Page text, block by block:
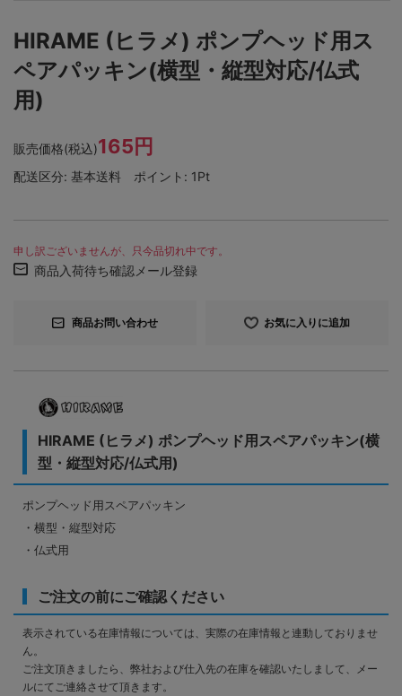
HIRAME (ヒラメ) ポンプヘッド用ス
ペアパッキン(横型・縦型対応/仏式
用)
販売価格(税込)165円
配送区分: 基本送料 ポイント: 1Pt
申し訳ございませんが、只今品切れ中です。
商品入荷待ち確認メール登録
商品お問い合わせ お気に入りに追加
HIRAME (ヒラメ) ポンプヘッド用スペアパッキン(横
型・縦型対応/仏式用)
ポンプヘッド用スペアパッキン
・横型・縦型対応
・仏式用
ご注文の前にご確認ください
表示されている在庫情報については、実際の在庫情報と連動しておりませ
ん。
ご注文頂きましたら、弊社および仕入先の在庫を確認いたしまして、メー
ルにてご連絡させて頂きます。